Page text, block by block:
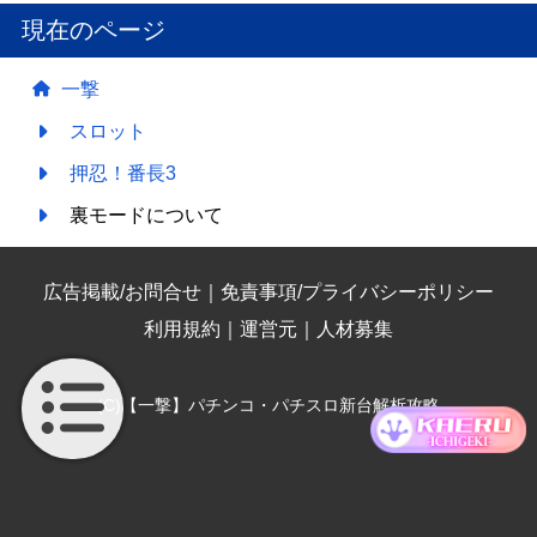
現在のページ
一撃
スロット
押忍！番長3
裏モードについて
広告掲載/お問合せ ｜ 免責事項/プライバシーポリシー
利用規約 ｜ 運営元 ｜ 人材募集
(C)【一撃】パチンコ・パチスロ新台解析攻略